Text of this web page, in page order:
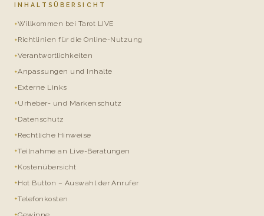
INHALTSÜBERSICHT
Willkommen bei Tarot LIVE
Richtlinien für die Online-Nutzung
Verantwortlichkeiten
Anpassungen und Inhalte
Externe Links
Urheber- und Markenschutz
Datenschutz
Rechtliche Hinweise
Teilnahme an Live-Beratungen
Kostenübersicht
Hot Button – Auswahl der Anrufer
Telefonkosten